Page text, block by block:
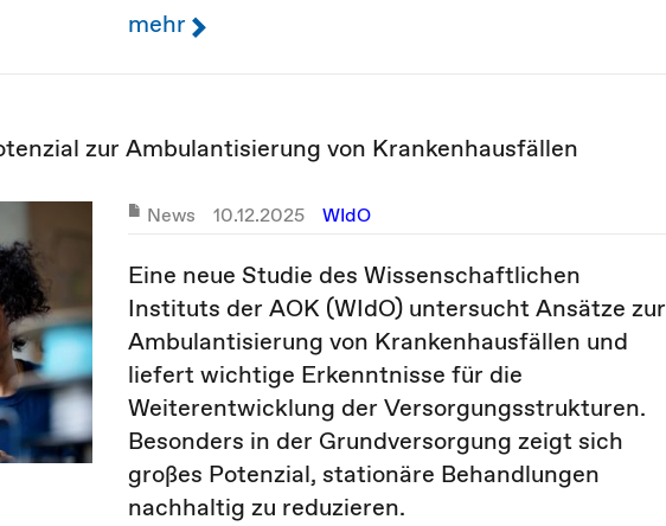
mehr
zur Ambulantisierung von Krankenhausfällen
News 10.12.2025 WIdO
Eine neue Studie des Wissenschaftlichen
Instituts der AOK (WIdO) untersucht Ansätze zur
Ambulantisierung von Krankenhausfällen und
liefert wichtige Erkenntnisse für die
Weiterentwicklung der Versorgungsstrukturen.
Besonders in der Grundversorgung zeigt sich
großes Potenzial, stationäre Behandlungen
nachhaltig zu reduzieren.